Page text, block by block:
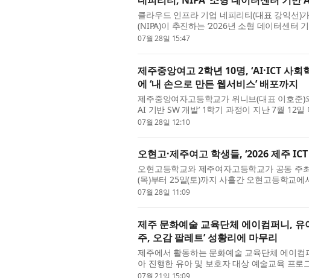
클라우드 인프라 기업 네피리티(대표 강익선)
(NIPA)이 추진하는 ‘2026년 소형 데이터센터
로 최종 선정됐다고 밝혔다. 전국 10개 과제가
07월 28일 15:47
제주중앙여고 2학년 10명, ‘AI·ICT 사
에 ‘내 손으로 만든 웹서비스’ 배포까지
제주중앙여자고등학교가 위니브(대표 이호준)
AI 기반 SW 개발’ 1학기 과정이 지난 7월 12
3월 28일부터 7월 12일까지 매주 토요일 오전
07월 28일 12:10
오현고·제주여고 학생들, ‘2026 제주
오현고등학교와 제주여자고등학교가 공동 주
(목)부터 25일(토)까지 사흘간 오현고등학교
육은 제주 지역 AI·IT 기업 위니브(대표 이호준)
07월 28일 11:09
제주 문화예술 교육단체 에이컴퍼니, 유
주, 오감 팔레트’ 성황리에 마무리
제주에서 활동하는 문화예술 교육단체 에이
아 진행한 유아 및 보호자 대상 예술교육 프로
고 밝혔다. 이번 프로그램은 5주간 진행됐으며,
07월 21일 15:09